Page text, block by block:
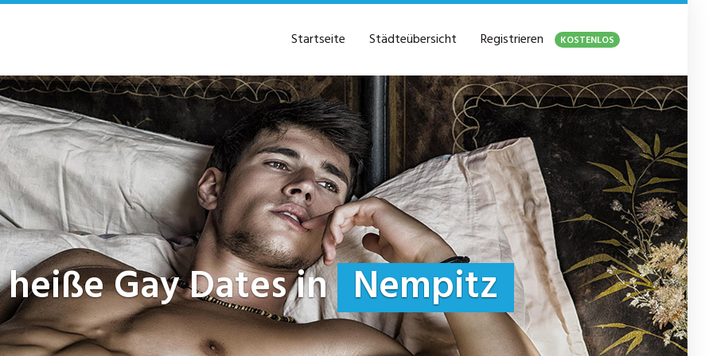
Startseite Städteübersicht Registrieren KOSTENLOS
Gay Dates in Nempitz